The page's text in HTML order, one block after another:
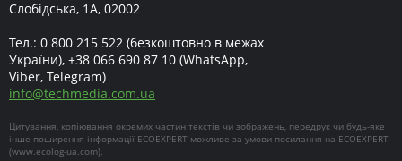
Слобідська, 1А, 02002
Тел.: 0 800 215 522 (безкоштовно в межах
України), +38 066 690 87 10 (WhatsApp,
Viber, Telegram)
info@techmedia.com.ua
Цитування, копіювання окремих частин текстів чи зображень, передрук чи будь-яке
інше поширення інформації ECOEXPERT можливе за умови посилання на ECOEXPERT
(www.ecolog-ua.com).